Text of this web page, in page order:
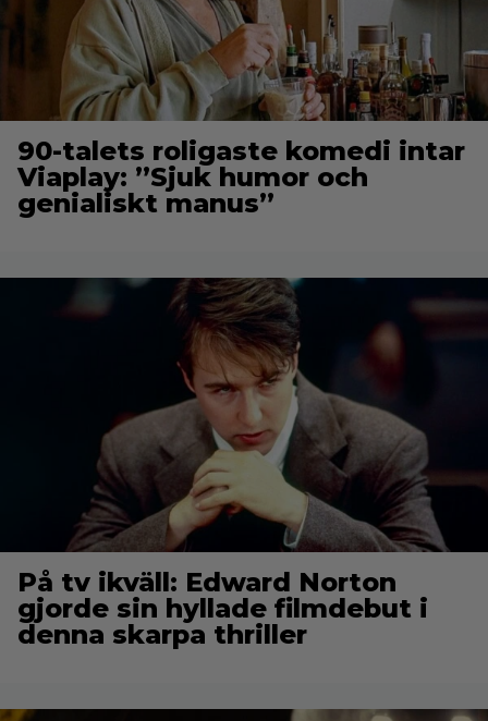
90-talets roligaste komedi intar
Viaplay: ”Sjuk humor och
genialiskt manus”
På tv ikväll: Edward Norton
gjorde sin hyllade filmdebut i
denna skarpa thriller